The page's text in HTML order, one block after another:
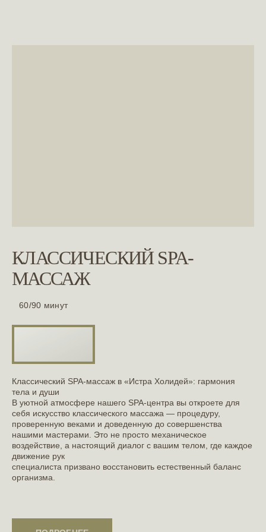
КЛАССИЧЕСКИЙ SPA-
МАССАЖ
60/90 минут
Классический SPA-массаж в «Истра Холидей»: гармония
тела и души
В уютной атмосфере нашего SPA-центра вы откроете для
себя искусство классического массажа — процедуру,
проверенную веками и доведенную до совершенства
нашими мастерами. Это не просто механическое
воздействие, а настоящий диалог с вашим телом, где каждое
движение рук
специалиста призвано восстановить естественный баланс
организма.